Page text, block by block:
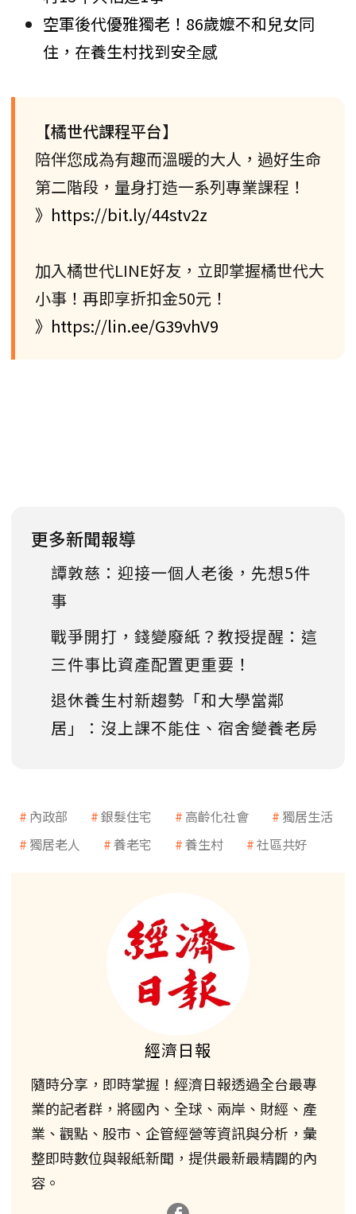
空軍後代優雅獨老！86歲嬤不和兒女同
住，在養生村找到安全感
【橘世代課程平台】
陪伴您成為有趣而溫暖的大人，過好生命
第二階段，量身打造一系列專業課程！
》https://bit.ly/44stv2z
加入橘世代LINE好友，立即掌握橘世代大
小事！再即享折扣金50元！
》https://lin.ee/G39vhV9
更多新聞報導
譚敦慈：迎接一個人老後，先想5件
事
戰爭開打，錢變廢紙？教授提醒：這
三件事比資產配置更重要！
退休養生村新趨勢「和大學當鄰
居」：沒上課不能住、宿舍變養老房
內政部 銀髮住宅 高齡化社會
獨居生活
獨居老人
養老宅 養生村 社區共好
經濟日報
隨時分享，即時掌握！經濟日報透過全台最專
業的記者群，將國內、全球、兩岸、財經、產
業、觀點、股市、企管經營等資訊與分析，彙
整即時數位與報紙新聞，提供最新最精闢的內
容。